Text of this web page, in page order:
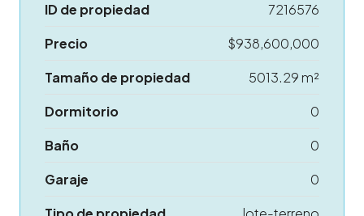
ID de propiedad
7216576
Precio
$938,600,000
Tamaño de propiedad
5013.29 m²
Dormitorio
0
Baño
0
Garaje
0